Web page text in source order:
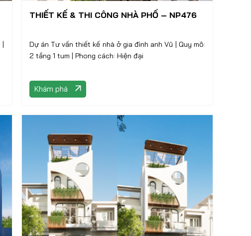
THIẾT KẾ & THI CÔNG NHÀ PHỐ – NP476
Dự án Tư vấn thiết kế nhà ở gia đình anh Vũ | Quy mô:
2 tầng 1 tum | Phong cách: Hiện đại
Khám phá